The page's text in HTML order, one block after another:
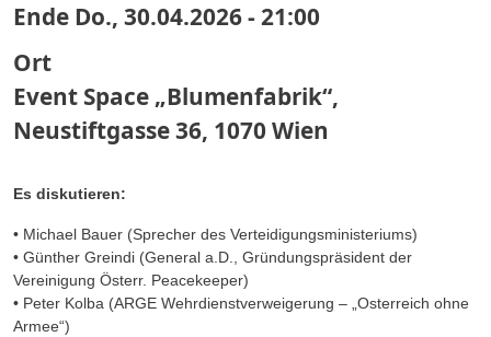
Ende Do., 30.04.2026 - 21:00
Ort
Event Space „Blumenfabrik“,
Neustiftgasse 36, 1070 Wien
Es diskutieren:
• Michael Bauer (Sprecher des Verteidigungsministeriums)
• Günther Greindi (General a.D., Gründungspräsident der
Vereinigung Österr. Peacekeeper)
• Peter Kolba (ARGE Wehrdienstverweigerung – „Osterreich ohne
Armee“)